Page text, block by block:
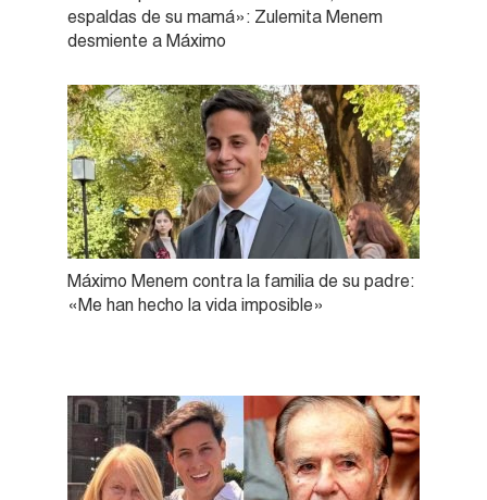
espaldas de su mamá»: Zulemita Menem
desmiente a Máximo
Máximo Menem contra la familia de su padre:
«Me han hecho la vida imposible»